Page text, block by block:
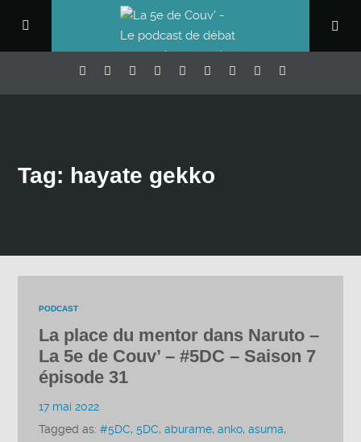
Tag: hayate gekko
PODCAST
La place du mentor dans Naruto –
La 5e de Couv’ – #5DC – Saison 7
épisode 31
17 mai 2022
Tagged as:#5DC,5DC,aburame,anko,asuma,